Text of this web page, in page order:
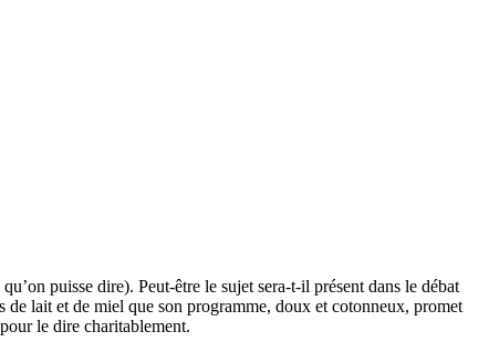
qu’on puisse dire). Peut-être le sujet sera-t-il présent dans le débat
de lait et de miel que son programme, doux et cotonneux, promet
le dire charitablement.